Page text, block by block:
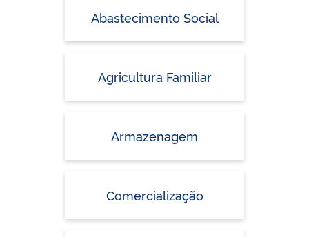
Abastecimento Social
Agricultura Familiar
Armazenagem
Comercialização